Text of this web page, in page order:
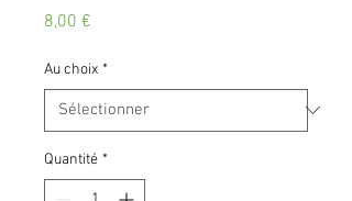
8,00 €
Au choix *
Quantité *